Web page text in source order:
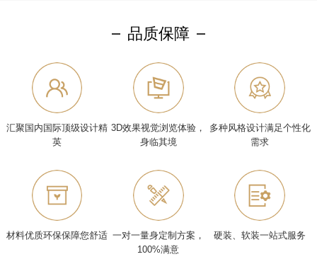
品质保障
汇聚国内国际顶级设计精
英
3D效果视觉浏览体验，
身临其境
多种风格设计满足个性化
需求
材料优质环保保障您舒适 一对一量身定制方案，
100%满意
硬装、软装一站式服务